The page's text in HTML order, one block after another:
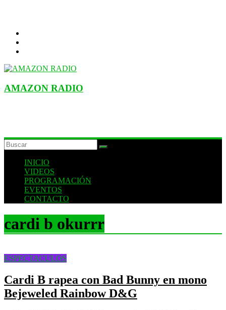
AMAZON RADIO
INICIO
VIDEOS
PROGRAMACIÓN
EVENTOS
CONTACTO
cardi b okurrr
ESPECTACULOS
Cardi B rapea con Bad Bunny en mono
Bejeweled Rainbow D&G